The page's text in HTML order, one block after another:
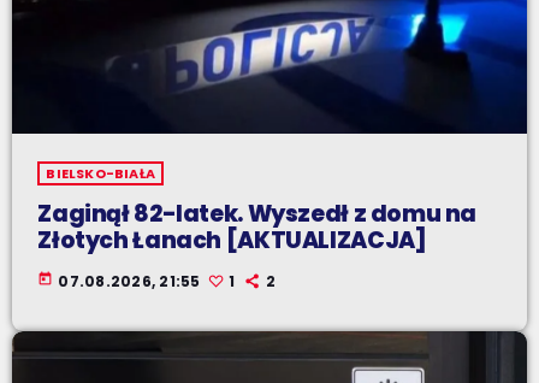
BIELSKO-BIAŁA
Zaginął 82-latek. Wyszedł z domu na
Złotych Łanach [AKTUALIZACJA]
today 07.08.2026, 21:55 1 2